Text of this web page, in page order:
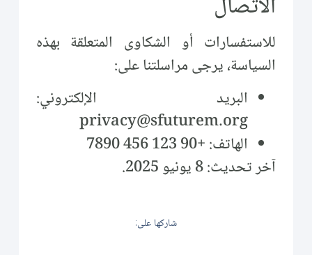
الاتصال
للاستفسارات أو الشكاوى المتعلقة بهذه
السياسة، يرجى مراسلتنا على:
البريد الإلكتروني:
privacy@sfuturem.org
الهاتف: +90 123 456 7890
آخر تحديث: 8 يونيو 2025.
شاركها على: